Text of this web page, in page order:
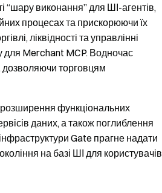
“шару виконання” для ШІ-агентів,
процесах та прискорюючи їх
ліквідності та управлінні
для Merchant MCP. Водночас
дозволяючи торговцям
функціональних
даних, а також поглиблення
Gate прагне надати
на базі ШІ для користувачів